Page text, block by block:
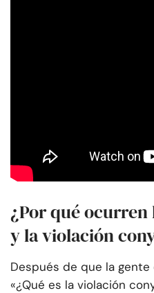
¿Por qué ocurren
y la violación
Después de que la
«¿Qué es la violación